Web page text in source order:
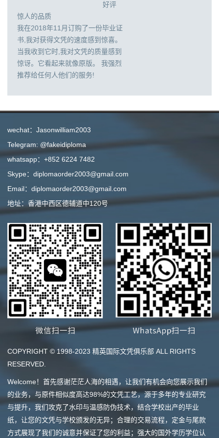
好评
惊人的品质
我在2018年11月订购了一份毕业证
书,我对获得文凭的速度感到惊喜。
当我收到它时,我对文凭的质量感到
惊讶。它看起来就像原版。 我强烈
推荐给任何人他们的服务!
wechat：Jasonwilliam2003
Telegram: @fakeidiploma
whatsapp：+852 6224 7482
Skype：diplomaorder2003@gmail.com
Email：diplomaorder2003@gmail.com
地址：香港中西区德辅道中120号
COPYRIGHT © 1998-2023 精英国际文凭俱乐部 ALL RIGHTS
RESERVED.
Welcome！首先感谢茫茫人海的相遇，让我们有机会向您展示我们
的业务，与原件相似度高达98%的文凭工艺，源于多年的专业研究
与提升，我们攻克了水印与温感防伪技术，结合学校出产的毕业
纸，让您的文凭与学校颁发的无异；合理的交易流程，定金与尾款
方式展现了我们的诚意并保证了您的利益；强大的国外学历学位认